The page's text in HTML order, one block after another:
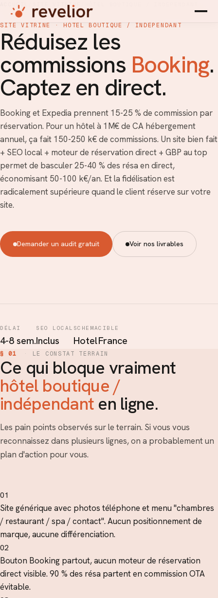
ACCUEIL SITE VITRINE
SITE VITRINE · HÔTEL BOUTIQUE / INDÉPENDANT
Réduisez les
commissions Booking.
Captez en direct.
Booking et Expedia prennent 15-25 % de commission par
réservation. Pour un hôtel à 1M€ de CA hébergement
annuel, ça fait 150-250 k€ de commissions. Un site bien fait
+ SEO local + moteur de réservation direct + GBP au top
permet de basculer 25-40 % des résa en direct,
économisant 50-100 k€/an. Et la fidélisation est
radicalement supérieure quand le client réserve sur votre
site.
Demander un audit gratuit Voir nos livrables
DÉLAI
4-8 sem.
SEO LOCAL
Inclus
SCHEMA
Hotel
CIBLE
France
§ 01 · LE CONSTAT TERRAIN
Ce qui bloque vraiment
hôtel boutique /
indépendant en ligne.
Les pain points observés sur le terrain. Si vous vous
reconnaissez dans plusieurs lignes, on a probablement un
plan d'action pour vous.
01
Site générique avec photos téléphone et menu "chambres
/ restaurant / spa / contact". Aucun positionnement de
marque, aucune différenciation.
02
Bouton Booking partout, aucun moteur de réservation
direct visible. 90 % des résa partent en commission OTA
évitable.